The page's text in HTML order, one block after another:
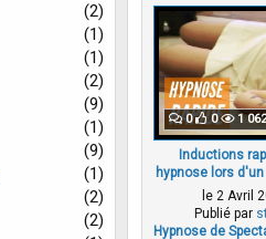
(2)
(1)
(1)
(2)
(9)
(1)
(9)
(1)
(2)
(2)
0 0 1 062
Inductions
hypnose lors
avec
le 2 Avril
Publié par
Hypnose de